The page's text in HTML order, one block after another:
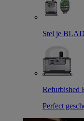
Stel je
Refurbished
Perfect